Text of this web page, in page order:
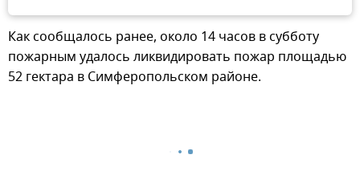
Как сообщалось ранее, около 14 часов в субботу
пожарным удалось ликвидировать пожар площадью
52 гектара в Симферопольском районе.